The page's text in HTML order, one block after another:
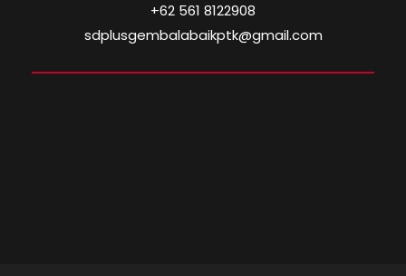
‎+62 561 8122908
sdplusgembalabaikptk@gmail.com